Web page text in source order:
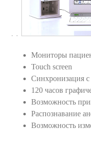
Мониторы
Touch screen
Синхронизация
120 часов
Возможность
Распознавание
Возможность